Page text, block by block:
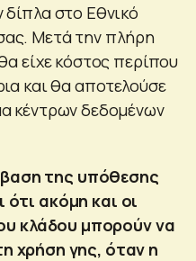
στο Εθνικό
Μετά την πλήρη
είχε κόστος περίπου
και θα αποτελούσε
κέντρων δεδομένων
της υπόθεσης
ότι ακόμη και οι
κλάδου μπορούν να
χρήση γης, όταν η